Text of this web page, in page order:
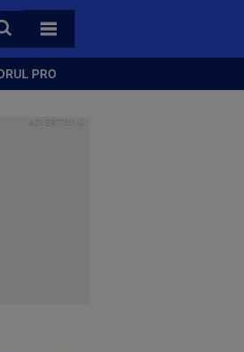
TOATE CATEGORIILE
PRO